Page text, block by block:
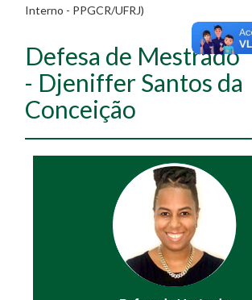
Interno - PPGCR/UFRJ)
Defesa de Mestrado
- Djeniffer Santos da
Conceição